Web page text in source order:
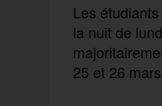
Les
la nuit de
25 et 26